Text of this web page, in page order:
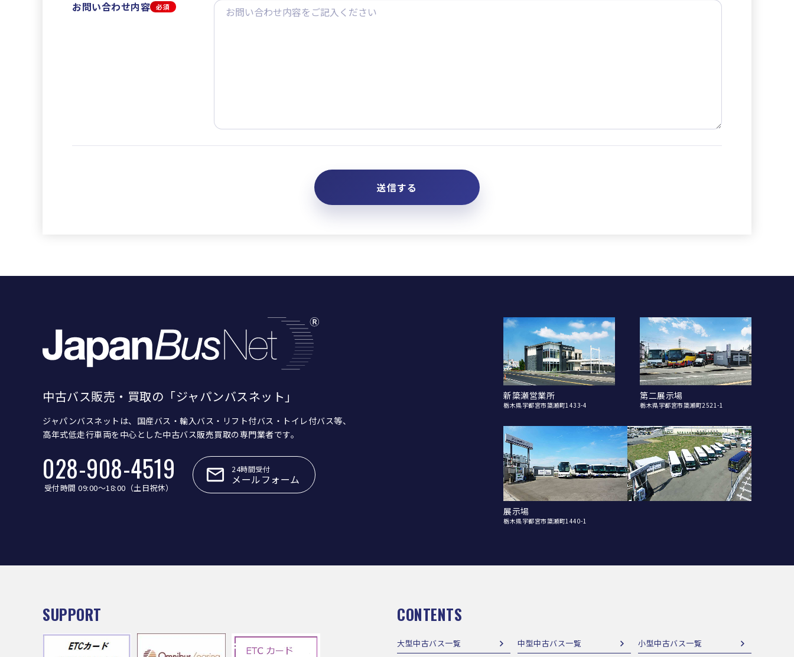
お問い合わせ内容 必須
中古バス販売・買取の「ジャパンバスネット」
ジャパンバスネットは、国産バス・輸入バス・リフト付バス・トイレ付バス等、
高年式低走行車両を中心とした中古バス販売買取の専門業者です。
028-908-4519
受付時間 09:00〜18:00（土日祝休）
24時間受付
メールフォーム
新簗瀬営業所
栃木県宇都宮市簗瀬町1433-4
第二展示場
栃木県宇都宮市簗瀬町2521-1
展示場
栃木県宇都宮市簗瀬町1440-1
SUPPORT CONTENTS
大型中古バス一覧 中型中古バス一覧 小型中古バス一覧